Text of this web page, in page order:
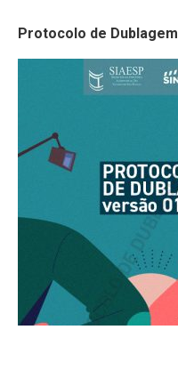
Protocolo de Dublagem